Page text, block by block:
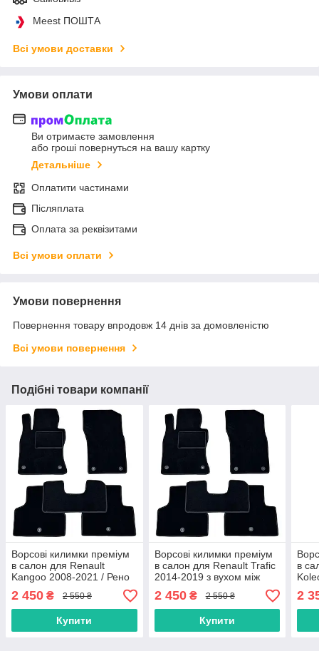
Meest ПОШТА
Всі умови доставки
Умови оплати
Ви отримаєте замовлення
або гроші повернуться на вашу картку
Детальніше
Оплатити частинами
Післяплата
Оплата за реквізитами
Всі умови оплати
Умови повернення
Повернення товару впродовж 14 днів за домовленістю
Всі умови повернення
Подібні товари компанії
Ворсові килимки преміум
в салон для Renault
Kangoo 2008-2021 / Рено
Канго килимки
2 450 ₴ 2 550 ₴
Купити
Ворсові килимки преміум
в салон для Renault Trafic
2014-2019 з вухом між
сидіннями / Рено Трафік
килимки
2 450₴ 2 550 ₴
Купити
в
2